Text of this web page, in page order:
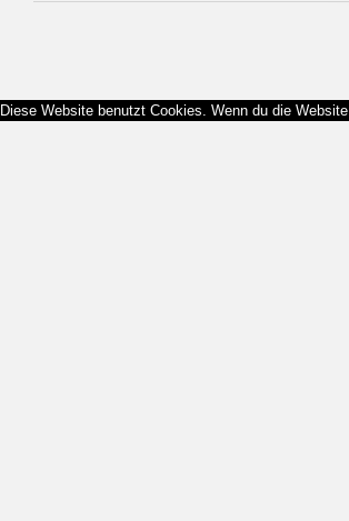
Diese Website benutzt Cookies. Wenn du die